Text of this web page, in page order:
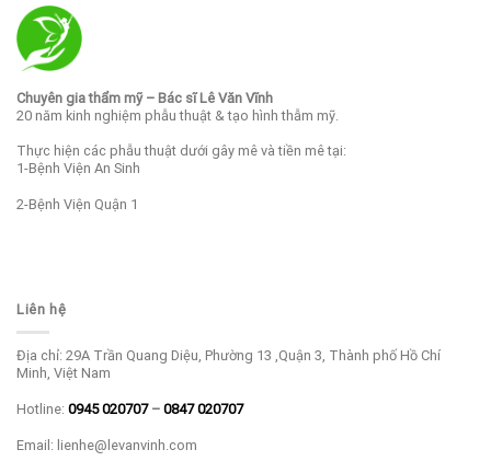
Chuyên gia thẩm mỹ – Bác sĩ Lê Văn Vĩnh
20 năm kinh nghiệm phẫu thuật & tạo hình thẫm mỹ.
Thực hiện các phẫu thuật dưới gây mê và tiền mê tại:
1-Bệnh Viện An Sinh
2-Bệnh Viện Quận 1
Liên hệ
Địa chỉ: 29A Trần Quang Diệu, Phường 13 ,Quận 3, Thành phố Hồ Chí
Minh, Việt Nam
Hotline: 0945 020707– 0847 020707
Email: lienhe@levanvinh.com